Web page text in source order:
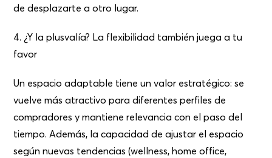
de desplazarte a otro lugar.
4. ¿Y la plusvalía? La flexibilidad también juega a tu
favor
Un espacio adaptable tiene un valor estratégico: se
vuelve más atractivo para diferentes perfiles de
compradores y mantiene relevancia con el paso del
tiempo. Además, la capacidad de ajustar el espacio
según nuevas tendencias (wellness, home office,